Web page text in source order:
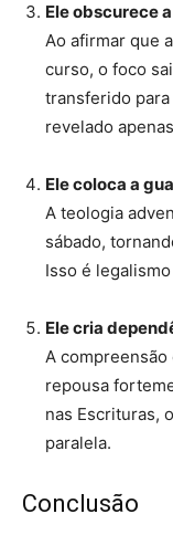
Ele obscurece
Ao afirmar que
curso, o foco
transferido
revelado
Ele coloca a
A teologia
sábado,
Isso é
Ele cria
A
repousa
nas Escrituras,
paralela.
Conclusão